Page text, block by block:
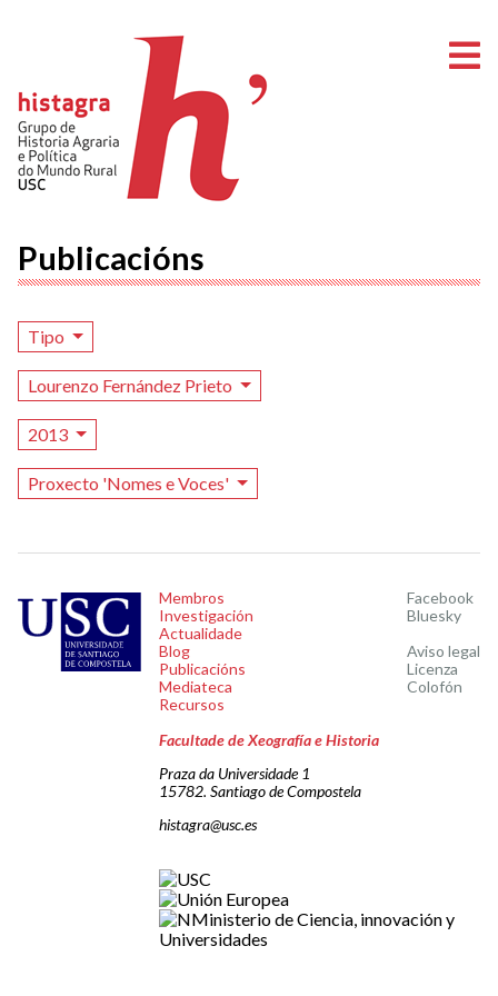
Publicacións
Tipo
Lourenzo Fernández Prieto
2013
Proxecto 'Nomes e Voces'
Membros
Investigación
Actualidade
Blog
Publicacións
Mediateca
Recursos
Facebook
Bluesky
Aviso legal
Licenza
Colofón
Facultade de Xeografía e Historia
Praza da Universidade 1
15782. Santiago de Compostela
histagra@usc.es